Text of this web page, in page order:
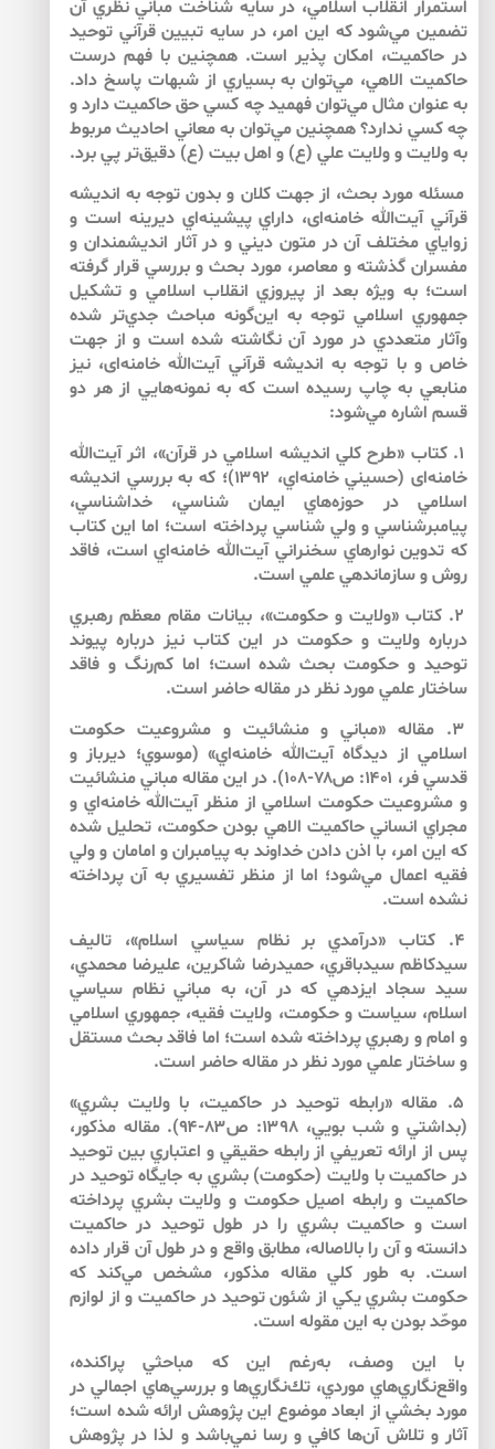
استمرار انقلاب اسلامي، در سايه شناخت مباني نظري آن
تضمين مي‌‌شود كه اين امر، در سايه تبيين قرآني توحيد
در حاكميت، امكان پذير است. همچنين با فهم درست
حاكميت الاهي، مي‌‌توان به بسياري از شبهات پاسخ داد.
به عنوان مثال مي‌‌توان فهميد چه كسي حق حاكميت دارد و
چه كسي ندارد؟ همچنين مي‌‌توان به معاني احاديث مربوط
به ولايت و ولايت علي (ع) و اهل بيت (ع) دقيق‌‌تر پي برد.
مسئله مورد بحث، از جهت كلان و بدون توجه به انديشه
قرآني آيت‌الله خامنه‌‌اى، داراي پيشينه‌اي ديرينه است و
زواياي مختلف آن در متون ديني و در آثار انديشمندان و
مفسران گذشته و معاصر، مورد بحث و بررسي قرار گرفته
است؛ به ويژه بعد از پيروزي انقلاب اسلامي و تشكيل
جمهوري اسلامي توجه به اين‌‌گونه مباحث جدي‌‌تر شده
وآثار متعددي در مورد آن نگاشته شده است و از جهت
خاص و با توجه به انديشه قرآني آيت‌الله خامنه‌‌اى، نيز
منابعي به چاپ رسيده است كه به نمونه‌‌هايي از هر دو
قسم اشاره مي‌‌شود:
۱. كتاب «طرح كلي انديشه اسلامي در قرآن»، اثر آيت‌الله
خامنه‌‌اى (حسيني خامنه‌‌اي، ۱۳۹۲)؛ كه به بررسي انديشه
اسلامي در حوزه‌‌هاي ايمان شناسي، خداشناسي،
پيامبرشناسي و ولي شناسي پرداخته است؛ اما اين كتاب
كه تدوين نوارهاي سخنراني آيت‌الله خامنه‌‌اي است، فاقد
روش و سازماندهي علمي است.
۲. كتاب «ولايت و حكومت»، بيانات مقام معظم رهبري
درباره ولايت و حكومت در اين كتاب نيز درباره پيوند
توحيد و حكومت بحث شده است؛ اما كم‌‌رنگ و فاقد
ساختار علمي مورد نظر در مقاله حاضر است.
۳. مقاله «مباني و منشائيت و مشروعيت حكومت
اسلامي از ديدگاه آيت‌الله خامنه‌‌اي» (موسوي؛ ديرباز و
قدسي فر، ۱۴۰۱: ص۷۸-۱۰۸). در اين مقاله مباني منشائيت
و مشروعيت حكومت اسلامي از منظر آيت‌الله خامنه‌‌اي و
مجراي انساني حاكميت الاهي بودن حكومت، تحليل شده
كه اين امر، با اذن دادن خداوند به پيامبران و امامان و ولي
فقيه اعمال مي‌‌شود؛ اما از منظر تفسيري به آن پرداخته
نشده است.
۴. كتاب «درآمدي بر نظام سياسي اسلام»، تاليف
سيدكاظم سيدباقري، حميدرضا شاكرين، عليرضا محمدي،
سيد سجاد ايزدهي كه در آن، به مباني نظام سياسي
اسلام، سياست و حكومت، ولايت فقيه، جمهوري اسلامي
و امام و رهبري پرداخته شده است؛ اما فاقد بحث مستقل
و ساختار علمي مورد نظر در مقاله حاضر است.
۵. مقاله «رابطه توحيد در حاكميت، با ولايت بشري»
(بداشتي و شب بويي، ۱۳۹۸: ص۸۳-۹۴). مقاله مذكور،
پس از ارائه تعريفي از رابطه حقيقي و اعتباري بين توحيد
در حاكميت با ولايت (حكومت) بشري به جايگاه توحيد در
حاكميت و رابطه اصيل حكومت و ولايت بشري پرداخته
است و حاكميت بشري را در طول توحيد در حاكميت
دانسته و آن را بالاصاله، مطابق واقع و در طول آن قرار داده
است. به طور كلي مقاله مذكور، مشخص مي‌كند كه
حكومت بشري يكي از شئون توحيد در حاكميت و از لوازم
موحّد بودن به اين مقوله است.
با اين وصف، به‌رغم اين كه مباحثي پراكنده،
واقع‌نگاري‌هاي موردي، تك‌نگاري‌ها و بررسي‌هاي اجمالي در
مورد بخشي از ابعاد موضوع اين پژوهش ارائه شده است؛
آثار و تلاش آن‌‌ها كافي و رسا نمي‌باشد و لذا در پژوهش